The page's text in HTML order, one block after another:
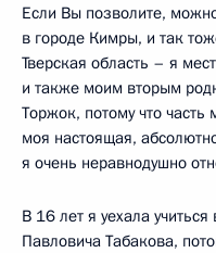
Если Вы позволите,
в городе Кимры, и так
Тверская область – я
и также моим вторым
Торжок, потому что
моя настоящая,
я очень неравнодушно
В 16 лет я уехала
Павловича Табакова,